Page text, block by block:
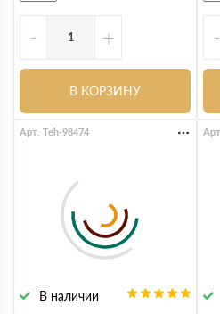
- +
В КОРЗИНУ
-
В наличии
Арт. Teh-98474